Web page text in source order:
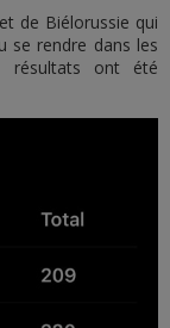
de Biélorussie qui
se rendre dans les
résultats ont été